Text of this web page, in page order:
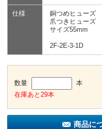
仕様
銅つめヒューズ
爪つきヒューズ
サイズ55mm
2F-2E-3-1D
数量
本
在庫あと29本
商品に